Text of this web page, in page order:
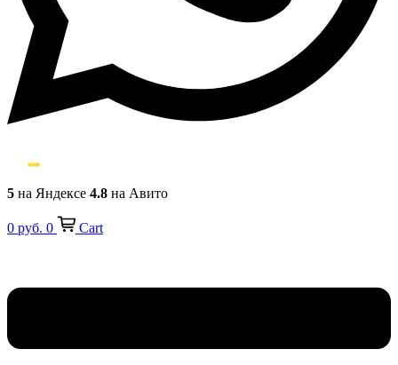
5 на Яндексе 4.8 на Авито
0 руб. 0 Cart